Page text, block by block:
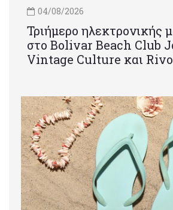
04/08/2026
Τριήμερο ηλεκτρονικής
στο Bolivar Beach Club
Vintage Culture και Rivo